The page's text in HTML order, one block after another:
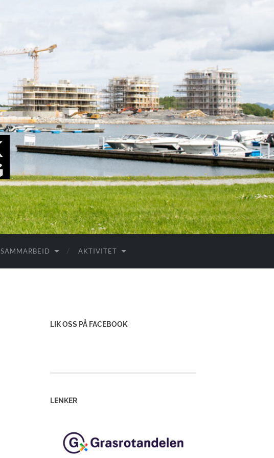
SAMMARBEID AKTIVITET
LIK OSS PÅ FACEBOOK
LENKER